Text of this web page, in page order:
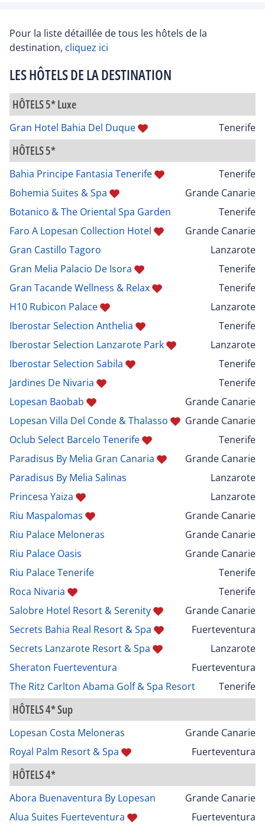
Pour la liste détaillée de tous les hôtels de la
destination, cliquez ici
LES HÔTELS DE LA DESTINATION
HÔTELS 5* Luxe
Gran Hotel Bahia Del Duque Tenerife
HÔTELS 5*
Bahia Principe Fantasia Tenerife
Tenerife
Bohemia Suites & Spa
Grande Canarie
Botanico & The Oriental Spa Garden
Tenerife
Faro A Lopesan Collection Hotel
Grande Canarie
Gran Castillo Tagoro
Lanzarote
Gran Melia Palacio De Isora
Tenerife
Gran Tacande Wellness & Relax
Tenerife
H10 Rubicon Palace
Lanzarote
Iberostar Selection Anthelia
Tenerife
Iberostar Selection Lanzarote Park
Lanzarote
Iberostar Selection Sabila
Tenerife
Jardines De Nivaria
Tenerife
Lopesan Baobab
Grande Canarie
Lopesan Villa Del Conde & Thalasso
Grande Canarie
Oclub Select Barcelo Tenerife
Tenerife
Paradisus By Melia Gran Canaria
Grande Canarie
Paradisus By Melia Salinas
Lanzarote
Princesa Yaiza
Lanzarote
Riu Maspalomas
Grande Canarie
Riu Palace Meloneras
Grande Canarie
Riu Palace Oasis
Grande Canarie
Riu Palace Tenerife
Tenerife
Roca Nivaria
Tenerife
Salobre Hotel Resort & Serenity
Grande Canarie
Secrets Bahia Real Resort & Spa
Fuerteventura
Secrets Lanzarote Resort & Spa
Lanzarote
Sheraton Fuerteventura
Fuerteventura
The Ritz Carlton Abama Golf & Spa Resort
Tenerife
HÔTELS 4* Sup
Lopesan Costa Meloneras
Grande Canarie
Royal Palm Resort & Spa
Fuerteventura
HÔTELS 4*
Abora Buenaventura By Lopesan
Grande Canarie
Alua Suites Fuerteventura
Fuerteventura